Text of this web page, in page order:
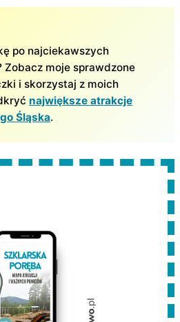
po najciekawszych
Zobacz moje sprawdzone
i skorzystaj z moich
największe atrakcje
Śląska.